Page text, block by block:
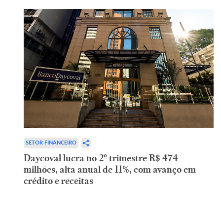
SETOR FINANCEIRO
Daycoval lucra no 2º trimestre R$ 474
milhões, alta anual de 11%, com avanço em
crédito e receitas